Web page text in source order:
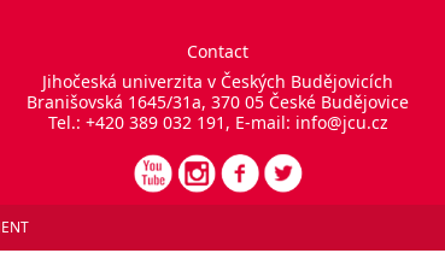
Contact
Jihočeská univerzita v Českých Budějovicích
Branišovská 1645/31a, 370 05 České Budějovice
Tel.: +420 389 032 191, E-mail: info@jcu.cz